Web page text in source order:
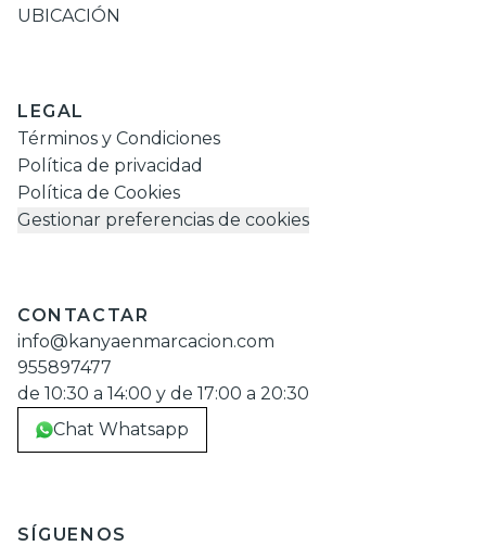
UBICACIÓN
LEGAL
Términos y Condiciones
Política de privacidad
Política de Cookies
Gestionar preferencias de cookies
CONTACTAR
info@kanyaenmarcacion.com
955897477
de 10:30 a 14:00 y de 17:00 a 20:30
Chat Whatsapp
SÍGUENOS